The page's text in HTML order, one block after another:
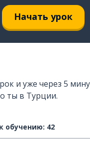
Начать урок
и уже через 5
ты в Турции.
обучению: 42